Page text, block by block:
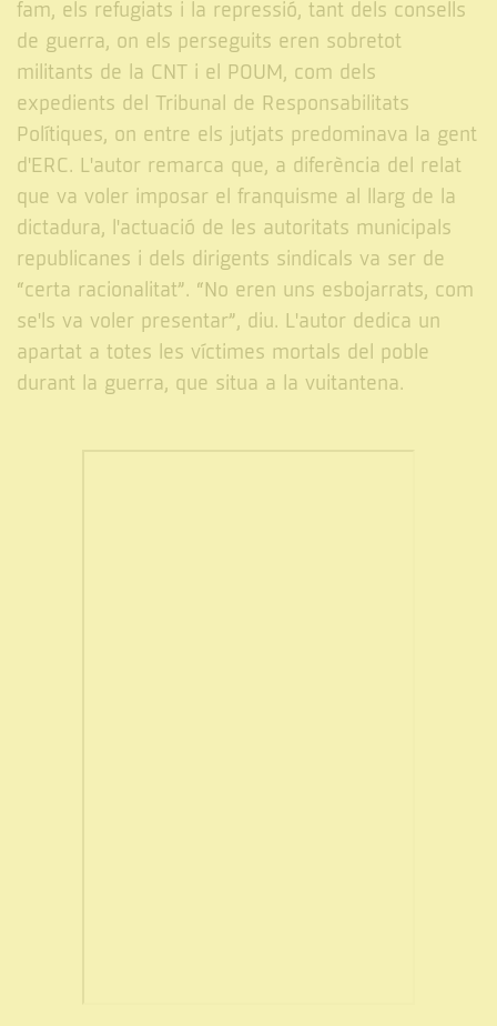
fam, els refugiats i la repressió, tant dels consells
de guerra, on els perseguits eren sobretot
militants de la CNT i el POUM, com dels
expedients del Tribunal de Responsabilitats
Polítiques, on entre els jutjats predominava la gent
d'ERC. L'autor remarca que, a diferència del relat
que va voler imposar el franquisme al llarg de la
dictadura, l'actuació de les autoritats municipals
republicanes i dels dirigents sindicals va ser de
“certa racionalitat”. “No eren uns esbojarrats, com
se'ls va voler presentar”, diu. L'autor dedica un
apartat a totes les víctimes mortals del poble
durant la guerra, que situa a la vuitantena.